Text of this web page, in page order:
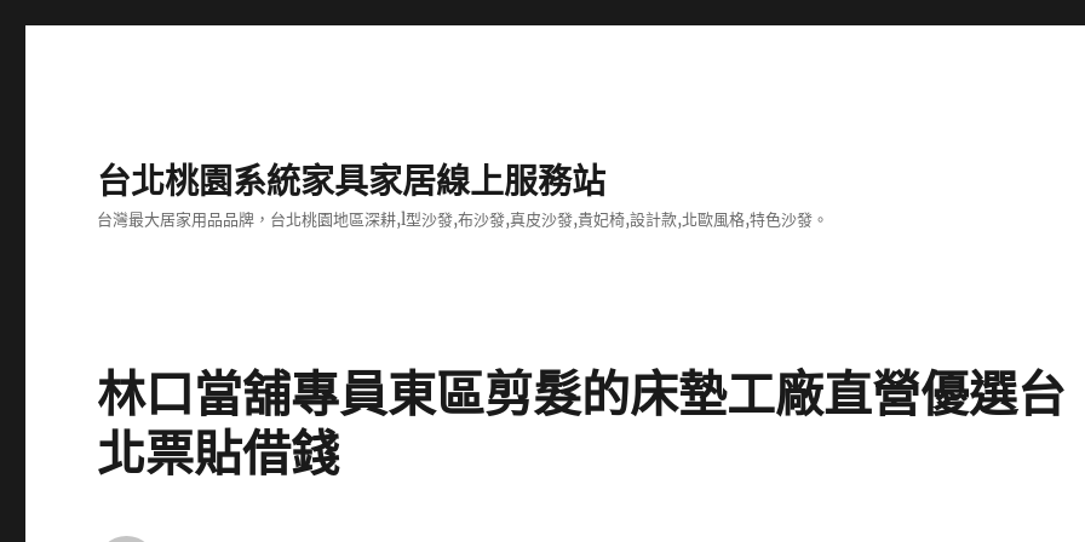
台北桃園系統家具家居線上服務站
台灣最大居家用品品牌，台北桃園地區深耕,l型沙發,布沙發,真皮沙發,貴妃椅,設計款,北歐風格,特色沙發。
林口當舖專員東區剪髮的床墊工廠直營優選台
北票貼借錢